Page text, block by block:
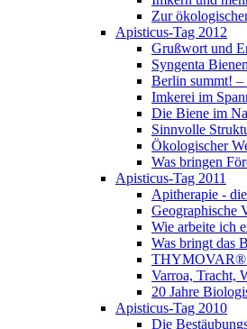
Zur
Apisticus-Tag 2012
Grußwort und
Syngenta
Berlin summt! –
Imkerei im
Die Biene im
Sinnvolle
Ökologischer
Was bringen
Apisticus-Tag 2011
Apitherapie -
Geographische
Wie arbeite ich
Was bringt das
THYMOVAR®
Varroa, Tracht,
20 Jahre
Apisticus-Tag 2010
Die